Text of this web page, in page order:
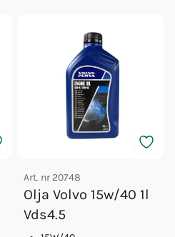
Art. nr 20748
Olja Volvo 15w/40 1l
Vds4.5